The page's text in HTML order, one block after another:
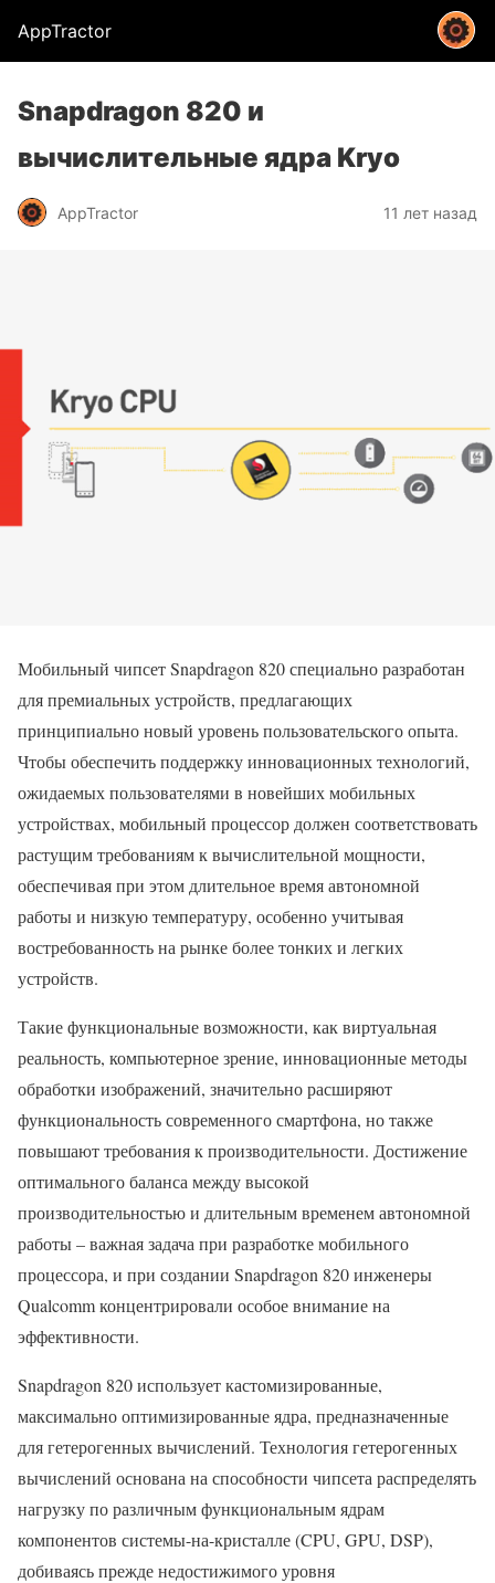
AppTractor
Snapdragon 820 и
вычислительные ядра Kryo
AppTractor 11 лет назад
Мобильный чипсет Snapdragon 820 специально разработан
для премиальных устройств, предлагающих
принципиально новый уровень пользовательского опыта.
Чтобы обеспечить поддержку инновационных технологий,
ожидаемых пользователями в новейших мобильных
устройствах, мобильный процессор должен соответствовать
растущим требованиям к вычислительной мощности,
обеспечивая при этом длительное время автономной
работы и низкую температуру, особенно учитывая
востребованность на рынке более тонких и легких
устройств.
Такие функциональные возможности, как виртуальная
реальность, компьютерное зрение, инновационные методы
обработки изображений, значительно расширяют
функциональность современного смартфона, но также
повышают требования к производительности. Достижение
оптимального баланса между высокой
производительностью и длительным временем автономной
работы – важная задача при разработке мобильного
процессора, и при создании Snapdragon 820 инженеры
Qualcomm концентрировали особое внимание на
эффективности.
Snapdragon 820 использует кастомизированные,
максимально оптимизированные ядра, предназначенные
для гетерогенных вычислений. Технология гетерогенных
вычислений основана на способности чипсета распределять
нагрузку по различным функциональным ядрам
компонентов системы-на-кристалле (CPU, GPU, DSP),
добиваясь прежде недостижимого уровня